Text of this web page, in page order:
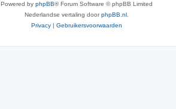
Powered by phpBB® Forum Software © phpBB Limited
Nederlandse vertaling doorphpBB.nl
Privacy | Gebruikersvoorwaarden